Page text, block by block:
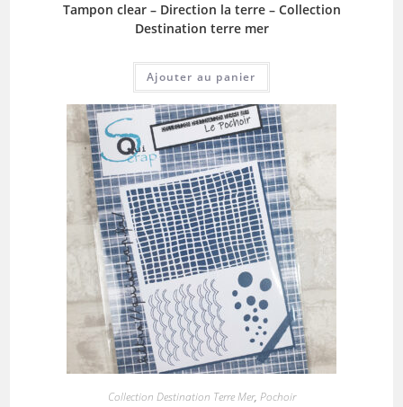
Tampon clear – Direction la terre – Collection
Destination terre mer
Ajouter au panier
Collection Destination Terre Mer, Pochoir